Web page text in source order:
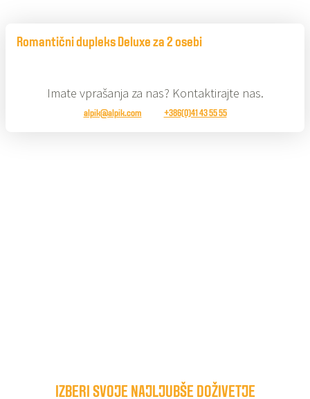
Romantični dupleks Deluxe za 2 osebi
Imate vprašanja za nas? Kontaktirajte nas.
alpik@alpik.com +386(0)41 43 55 55
IZBERI SVOJE NAJLJUBŠE DOŽIVETJE